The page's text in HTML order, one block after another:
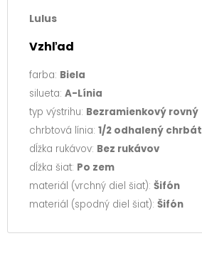
Lulus
Vzhľad
farba: Biela
silueta: A-Línia
typ výstrihu: Bezramienkový rovný
chrbtová línia: 1/2 odhalený chrbát
dĺžka rukávov: Bez rukávov
dĺžka šiat: Po zem
materiál (vrchný diel šiat): Šifón
materiál (spodný diel šiat): Šifón